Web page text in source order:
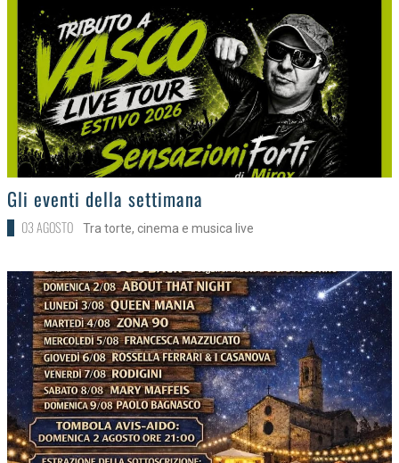
>
Gli eventi della settimana
03 AGOSTO Tra torte, cinema e musica live